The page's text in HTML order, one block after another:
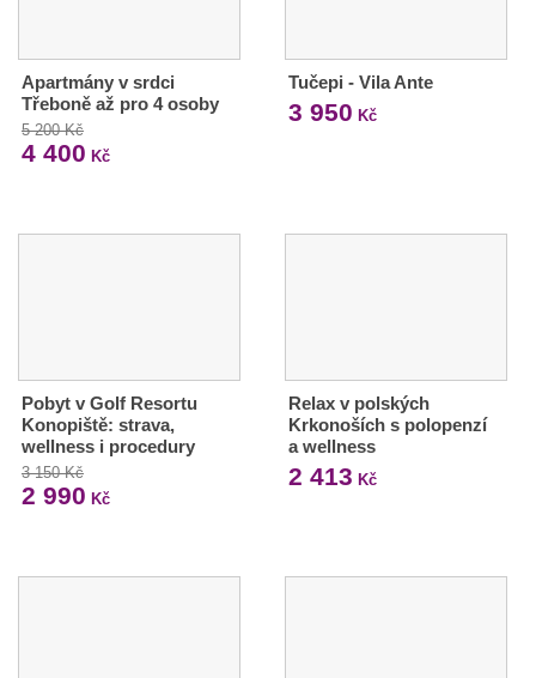
Apartmány v srdci
Třeboně až pro 4 osoby
5 200 Kč
4 400 Kč
Tučepi - Vila Ante
3 950 Kč
Pobyt v Golf Resortu
Konopiště: strava,
wellness i procedury
3 150 Kč
2 990 Kč
Relax v polských
Krkonoších s polopenzí
a wellness
2 413 Kč